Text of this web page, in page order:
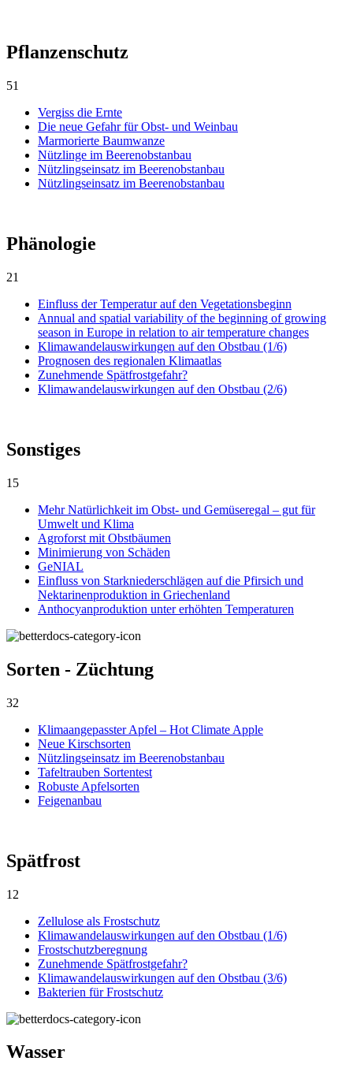
Pflanzenschutz
51
Vergiss die Ernte
Die neue Gefahr für Obst- und Weinbau
Marmorierte Baumwanze
Nützlinge im Beerenobstanbau
Nützlingseinsatz im Beerenobstanbau
Nützlingseinsatz im Beerenobstanbau
Phänologie
21
Einfluss der Temperatur auf den Vegetationsbeginn
Annual and spatial variability of the beginning of growing
season in Europe in relation to air temperature changes
Klimawandelauswirkungen auf den Obstbau (1/6)
Prognosen des regionalen Klimaatlas
Zunehmende Spätfrostgefahr?
Klimawandelauswirkungen auf den Obstbau (2/6)
Sonstiges
15
Mehr Natürlichkeit im Obst- und Gemüseregal – gut für
Umwelt und Klima
Agroforst mit Obstbäumen
Minimierung von Schäden
GeNIAL
Einfluss von Starkniederschlägen auf die Pfirsich und
Nektarinenproduktion in Griechenland
Anthocyanproduktion unter erhöhten Temperaturen
Sorten - Züchtung
32
Klimaangepasster Apfel – Hot Climate Apple
Neue Kirschsorten
Nützlingseinsatz im Beerenobstanbau
Tafeltrauben Sortentest
Robuste Apfelsorten
Feigenanbau
Spätfrost
12
Zellulose als Frostschutz
Klimawandelauswirkungen auf den Obstbau (1/6)
Frostschutzberegnung
Zunehmende Spätfrostgefahr?
Klimawandelauswirkungen auf den Obstbau (3/6)
Bakterien für Frostschutz
Wasser